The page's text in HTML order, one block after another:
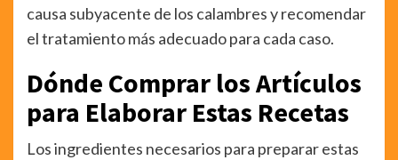
causa subyacente de los calambres y recomendar
el tratamiento más adecuado para cada caso.
Dónde Comprar los Artículos
para Elaborar Estas Recetas
Los ingredientes necesarios para preparar estas